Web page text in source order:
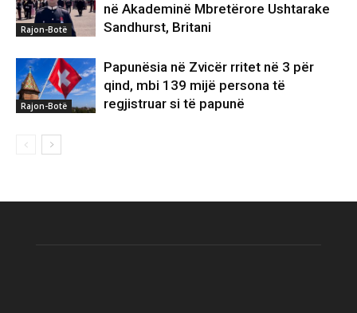
Rajon-Botë
në Akademinë Mbretërore Ushtarake
Sandhurst, Britani
Rajon-Botë
Papunësia në Zvicër rritet në 3 për
qind, mbi 139 mijë persona të
regjistruar si të papunë